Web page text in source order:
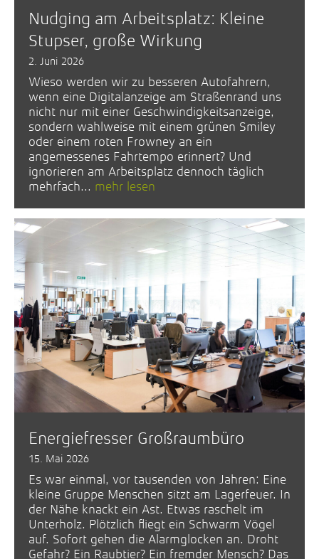
Nudging am Arbeitsplatz: Kleine
Stupser, große Wirkung
2. Juni 2026
Wieso werden wir zu besseren Autofahrern,
wenn eine Digitalanzeige am Straßenrand uns
nicht nur mit einer Geschwindigkeitsanzeige,
sondern wahlweise mit einem grünen Smiley
oder einem roten Frowney an ein
angemessenes Fahrtempo erinnert? Und
ignorieren am Arbeitsplatz dennoch täglich
mehrfach... mehr lesen
Energiefresser Großraumbüro
15. Mai 2026
Es war einmal, vor tausenden von Jahren: Eine
kleine Gruppe Menschen sitzt am Lagerfeuer. In
der Nähe knackt ein Ast. Etwas raschelt im
Unterholz. Plötzlich fliegt ein Schwarm Vögel
auf. Sofort gehen die Alarmglocken an. Droht
Gefahr? Ein Raubtier? Ein fremder Mensch? Das